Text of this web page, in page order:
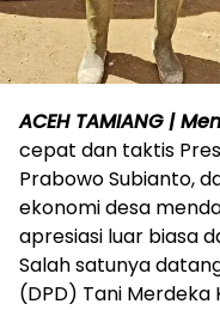
ACEH TAMIANG |
cepat dan taktis
Prabowo Subianto,
ekonomi desa
apresiasi luar biasa
Salah satunya
(DPD) Tani